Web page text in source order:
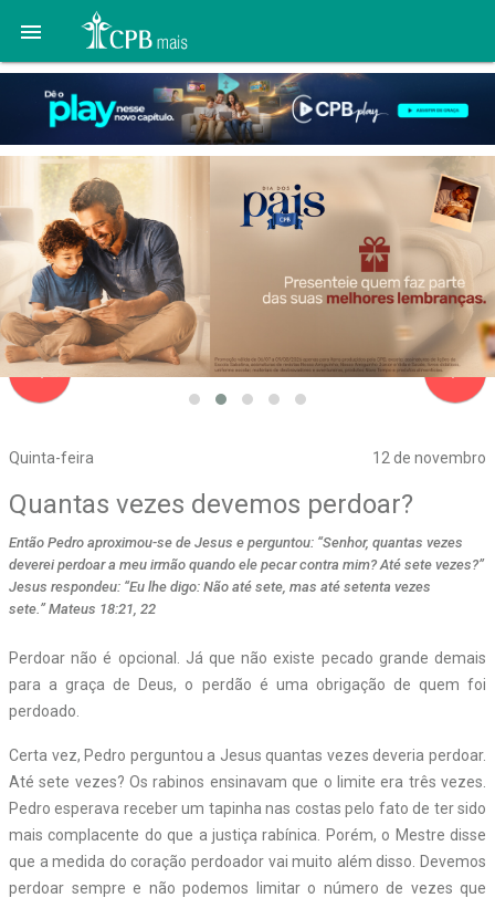

Quinta-feira 12 de novembro
navigate_before
Quantas vezes devemos perdoar?
Então Pedro aproximou-se de Jesus e perguntou: “Senhor, quantas vezes
deverei perdoar a meu irmão quando ele pecar contra mim? Até sete vezes?”
Jesus respondeu: “Eu lhe digo: Não até sete, mas até setenta vezes
sete.” Mateus 18:21, 22
Perdoar não é opcional. Já que não existe pecado grande demais
para a graça de Deus, o perdão é uma obrigação de quem foi
perdoado.
Certa vez, Pedro perguntou a Jesus quantas vezes deveria perdoar.
Até sete vezes? Os rabinos ensinavam que o limite era três vezes.
Pedro esperava receber um tapinha nas costas pelo fato de ter sido
mais complacente do que a justiça rabínica. Porém, o Mestre disse
que a medida do coração perdoador vai muito além disso. Devemos
perdoar sempre e não podemos limitar o número de vezes que
navigate_next